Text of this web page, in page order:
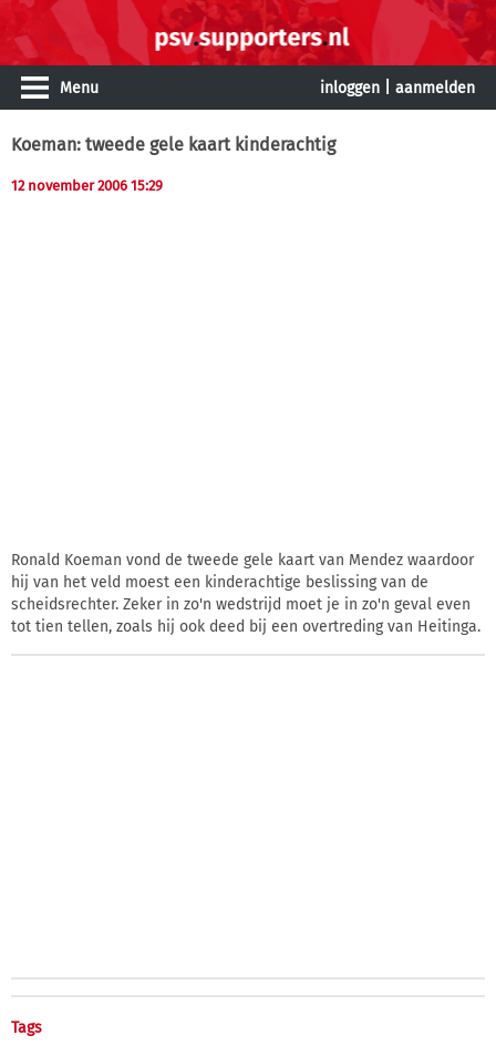
Menu inloggen aanmelden
Koeman: tweede gele kaart kinderachtig
12 november 2006 15:29
Ronald Koeman vond de tweede gele kaart van Mendez waardoor
hij van het veld moest een kinderachtige beslissing van de
scheidsrechter. Zeker in zo'n wedstrijd moet je in zo'n geval even
tot tien tellen, zoals hij ook deed bij een overtreding van Heitinga.
Tags